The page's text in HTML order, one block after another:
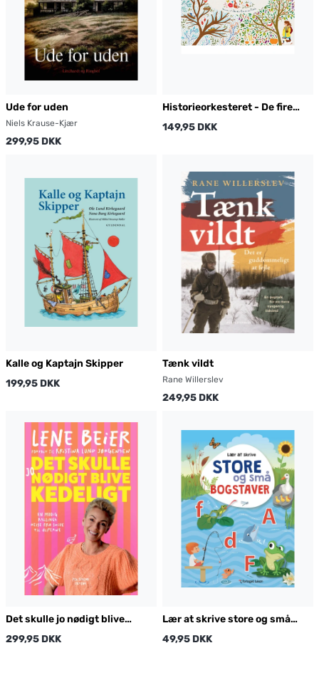
Ude for uden
Niels Krause-Kjær
299,95 DKK
Historieorkesteret - De fire
årstider
149,95 DKK
Kalle og Kaptajn Skipper
199,95 DKK
Tænk vildt
Rane Willerslev
249,95 DKK
Det skulle jo nødigt blive
kedeligt
299,95 DKK
Lær at skrive store og små
bogstaver
49,95 DKK